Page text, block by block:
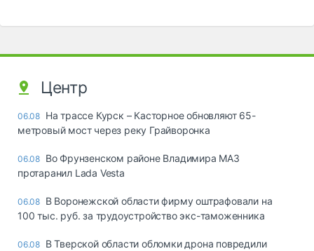
Центр
06.08 На трассе Курск – Касторное обновляют 65-
метровый мост через реку Грайворонка
06.08 Во Фрунзенском районе Владимира МАЗ
протаранил Lada Vesta
06.08 В Воронежской области фирму оштрафовали на
100 тыс. руб. за трудоустройство экс-таможенника
06.08 В Тверской области обломки дрона повредили